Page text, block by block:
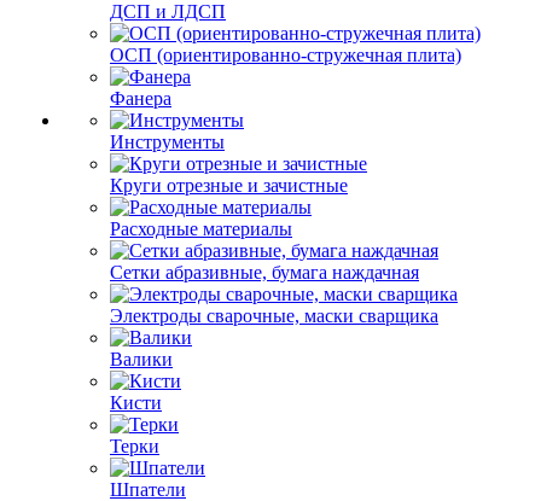
ДСП и ЛДСП
ОСП (ориентированно-стружечная плита)
Фанера
Инструменты
Круги отрезные и зачистные
Расходные материалы
Сетки абразивные, бумага наждачная
Электроды сварочные, маски сварщика
Валики
Кисти
Терки
Шпатели